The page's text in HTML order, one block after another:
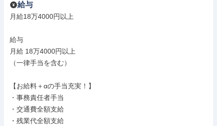
給与
月給18万4000円以上
給与
月給 18万4000円以上
（一律手当を含む）
【お給料＋αの手当充実！】
・事務責任者手当
・交通費全額支給
・残業代全額支給